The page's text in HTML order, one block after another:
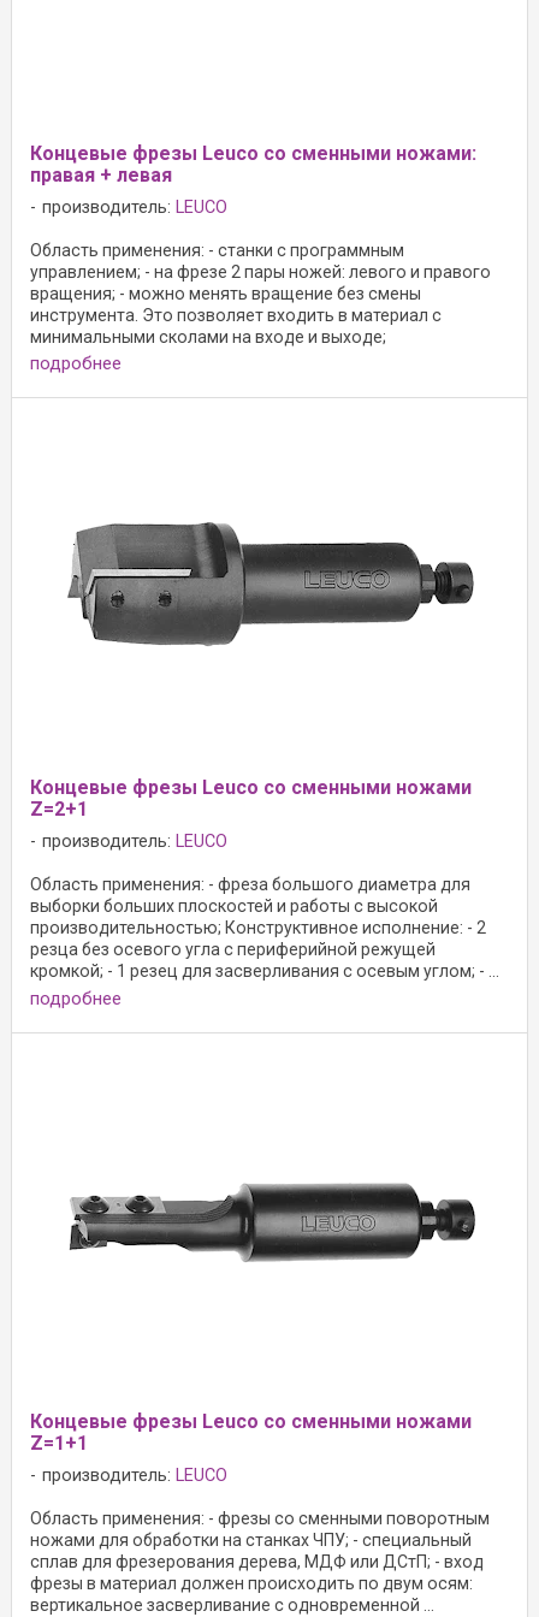
Концевые фрезы Leuco со сменными ножами:
правая + левая
производитель: LEUCO
Область применения: - станки с программным
управлением; - на фрезе 2 пары ножей: левого и правого
вращения; - можно менять вращение без смены
инструмента. Это позволяет входить в материал с
минимальными сколами на входе и выходе;
Конструктивное ...
подробнее
Концевые фрезы Leuco со сменными ножами
Z=2+1
производитель: LEUCO
Область применения: - фреза большого диаметра для
выборки больших плоскостей и работы с высокой
производительностью; Конструктивное исполнение: - 2
резца без осевого угла с периферийной режущей
кромкой; - 1 резец для засверливания с осевым углом; - ...
подробнее
Концевые фрезы Leuco со сменными ножами
Z=1+1
производитель: LEUCO
Область применения: - фрезы со сменными поворотным
ножами для обработки на станках ЧПУ; - специальный
сплав для фрезерования дерева, МДФ или ДСтП; - вход
фрезы в материал должен происходить по двум осям:
вертикальное засверливание с одновременной ...